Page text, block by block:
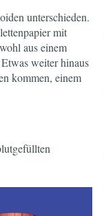
unterschieden.
mit
aus einem
weiter hinaus
kommen, einem